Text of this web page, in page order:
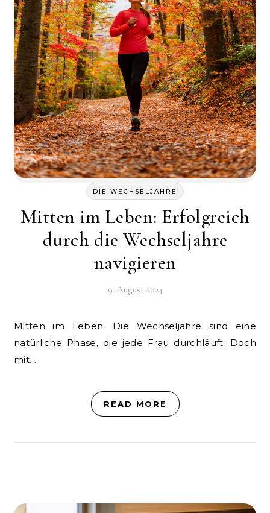
DIE WECHSELJAHRE
Mitten im Leben: Erfolgreich
durch die Wechseljahre
navigieren
9. August 2024
Mitten im Leben: Die Wechseljahre sind eine
natürliche Phase, die jede Frau durchläuft. Doch
mit…
READ MORE